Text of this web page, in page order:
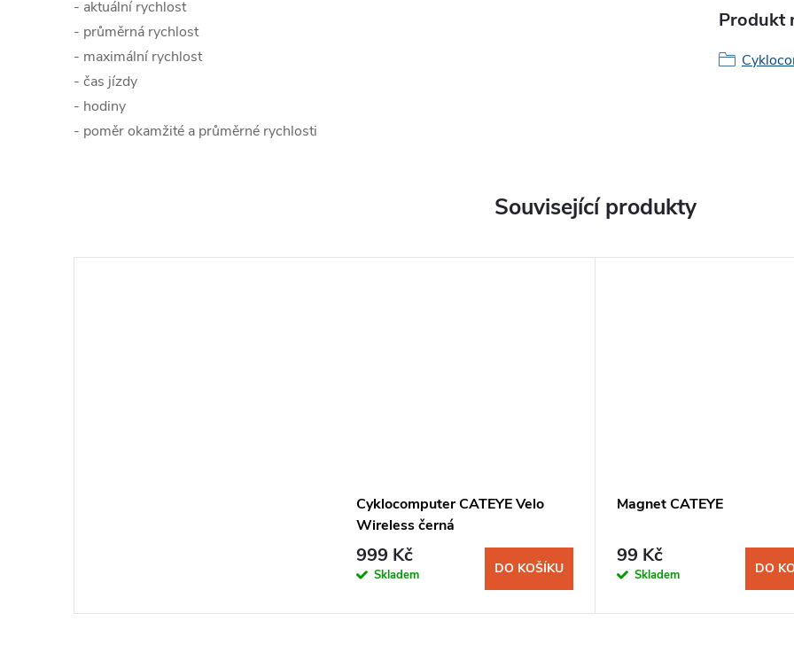
- aktuální rychlost
- průměrná rychlost
- maximální rychlost
- čas jízdy
- hodiny
- poměr okamžité a průměrné rychlosti
Produkt
Související produkty
Cyklocomputer CATEYE Velo
Wireless černá
999 Kč
Skladem DO KOŠÍKU
Magnet CATEYE
99 Kč
Skladem DO